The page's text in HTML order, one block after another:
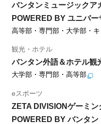
バンタンミュージックア
POWERED BY ユニバー
高等部・専門部・大学部・
観光・ホテル
バンタン外語＆ホテル観
大学部・専門部・高等部
eスポーツ
ZETA DIVISIONゲーミン
POWERED BY バンタン